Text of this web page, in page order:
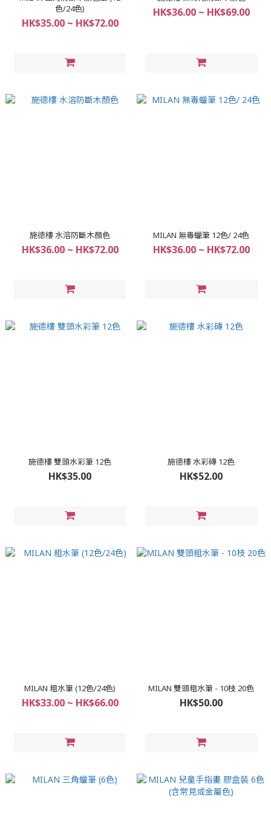
色/24色)
HK$35.00 ~ HK$72.00
HK$36.00 ~ HK$69.00
施德樓 水溶防斷木顏色
HK$36.00 ~ HK$72.00
MILAN 無毒蠟筆 12色/ 24色
HK$36.00 ~ HK$72.00
施德樓 雙頭水彩筆 12色
HK$35.00
施德樓 水彩磚 12色
HK$52.00
MILAN 粗水筆 (12色/24色)
HK$33.00 ~ HK$66.00
MILAN 雙頭粗水筆 - 10枝 20色
HK$50.00